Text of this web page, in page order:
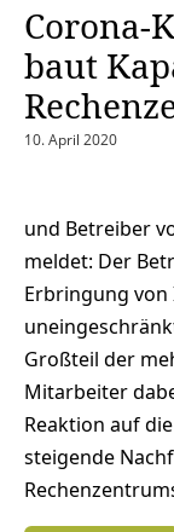
Corona-
baut
10. April 2020
und Betreiber
meldet: Der
Erbringung von
Großteil der
Mitarbeiter
Reaktion auf
steigende